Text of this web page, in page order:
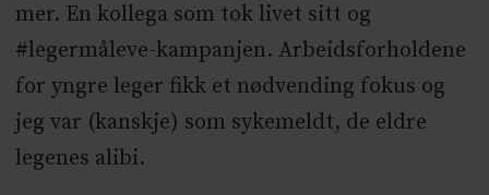
mer. En kollega som tok livet sitt og
#legermåleve-kampanjen. Arbeidsforholdene
for yngre leger fikk et nødvending fokus og
jeg var (kanskje) som sykemeldt, de eldre
legenes alibi.